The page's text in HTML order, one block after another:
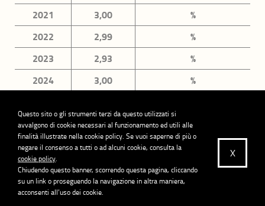
2021
3,00
%
2022
2,99
%
2023
2,93
%
2024
3,00
%
PRIVACY POLICY COOKIE POLICY
X
Questo sito o gli strumenti terzi da questo utilizzati si
avvalgono di cookie necessari al funzionamento ed utili alle
finalità illustrate nella cookie policy. Se vuoi saperne di più o
negare il consenso a tutti o ad alcuni cookie, consulta la
cookie policy.
Chiudendo questo banner, scorrendo questa pagina, cliccando
su un link o proseguendo la navigazione in altra maniera,
acconsenti all’uso dei cookie.